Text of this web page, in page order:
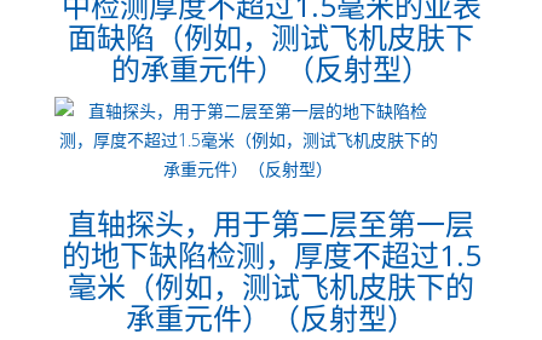
面缺陷（例如，测试飞机皮肤下
的承重元件）（反射型）
直轴探头，用于第二层至第一层
的地下缺陷检测，厚度不超过1.5
毫米（例如，测试飞机皮肤下的
承重元件）（反射型）